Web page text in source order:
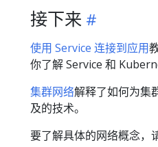
接下来
使用 Service 连接到应用
你了解 Service 和
集群网络解释了如何为集
及的技术。
要了解具体的网络概念，